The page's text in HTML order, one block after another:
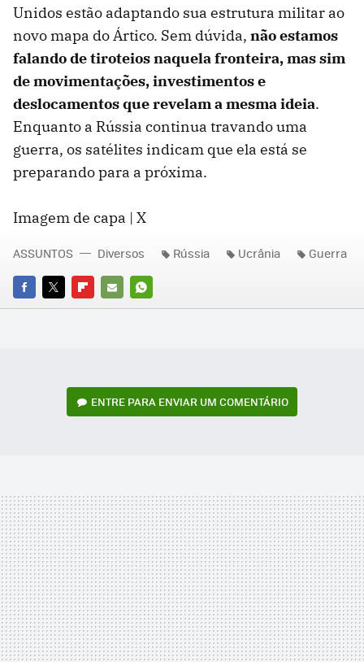
Unidos estão adaptando sua estrutura militar ao
novo mapa do Ártico. Sem dúvida, não estamos
falando de tiroteios naquela fronteira, mas sim
de movimentações, investimentos e
deslocamentos que revelam a mesma ideia.
Enquanto a Rússia continua travando uma
guerra, os satélites indicam que ela está se
preparando para a próxima.
Imagem de capa | X
FACEBOOK
TWITTERFLIPBOARD
E-
WHATSAPP
ASSUNTOS Diversos Rússia Ucrânia Guerra
ENTRE PARA ENVIAR UM COMENTÁRIO